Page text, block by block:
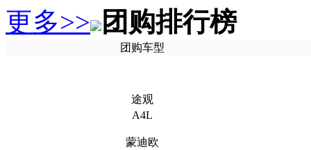
更多>> 团购排行榜
团购车型
途观
A4L
蒙迪欧